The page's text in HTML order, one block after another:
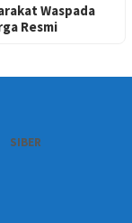
Waspada
Resmi
SIBER